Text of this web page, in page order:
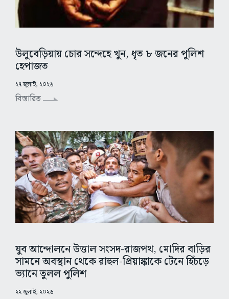
উলুবেড়িয়ায় চোর সন্দেহে খুন, ধৃত ৮ জনের পুলিশ
হেপাজত
২৭ জুলাই, ২০২৬
বিস্তারিত
যুব আন্দোলনে উত্তাল সংসদ-রাজপথ, মোদির বাড়ির
সামনে অবস্থান থেকে রাহুল-প্রিয়াঙ্কাকে টেনে হিঁচড়ে
ভ্যানে তুলল পুলিশ
২২ জুলাই, ২০২৬